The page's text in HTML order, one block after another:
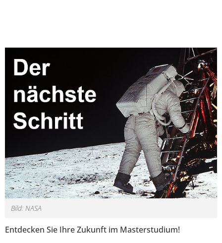
Bild: NASA
Entdecken Sie Ihre Zukunft im Masterstudium!